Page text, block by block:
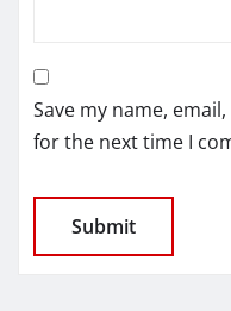
Save my name,
for the next time I